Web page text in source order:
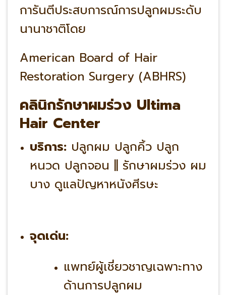
การันตีประสบการณ์การปลูกผมระดับ
นานาชาติโดย
American Board of Hair
Restoration Surgery (ABHRS)
คลินิกรักษาผมร่วง Ultima
Hair Center
บริการ:ปลูกผม ปลูกคิ้ว ปลูก
หนวด ปลูกจอน || รักษาผมร่วง ผม
บาง ดูแลปัญหาหนังศีรษะ
จุดเด่น:
แพทย์ผู้เชี่ยวชาญเฉพาะทาง
ด้านการปลูกผม